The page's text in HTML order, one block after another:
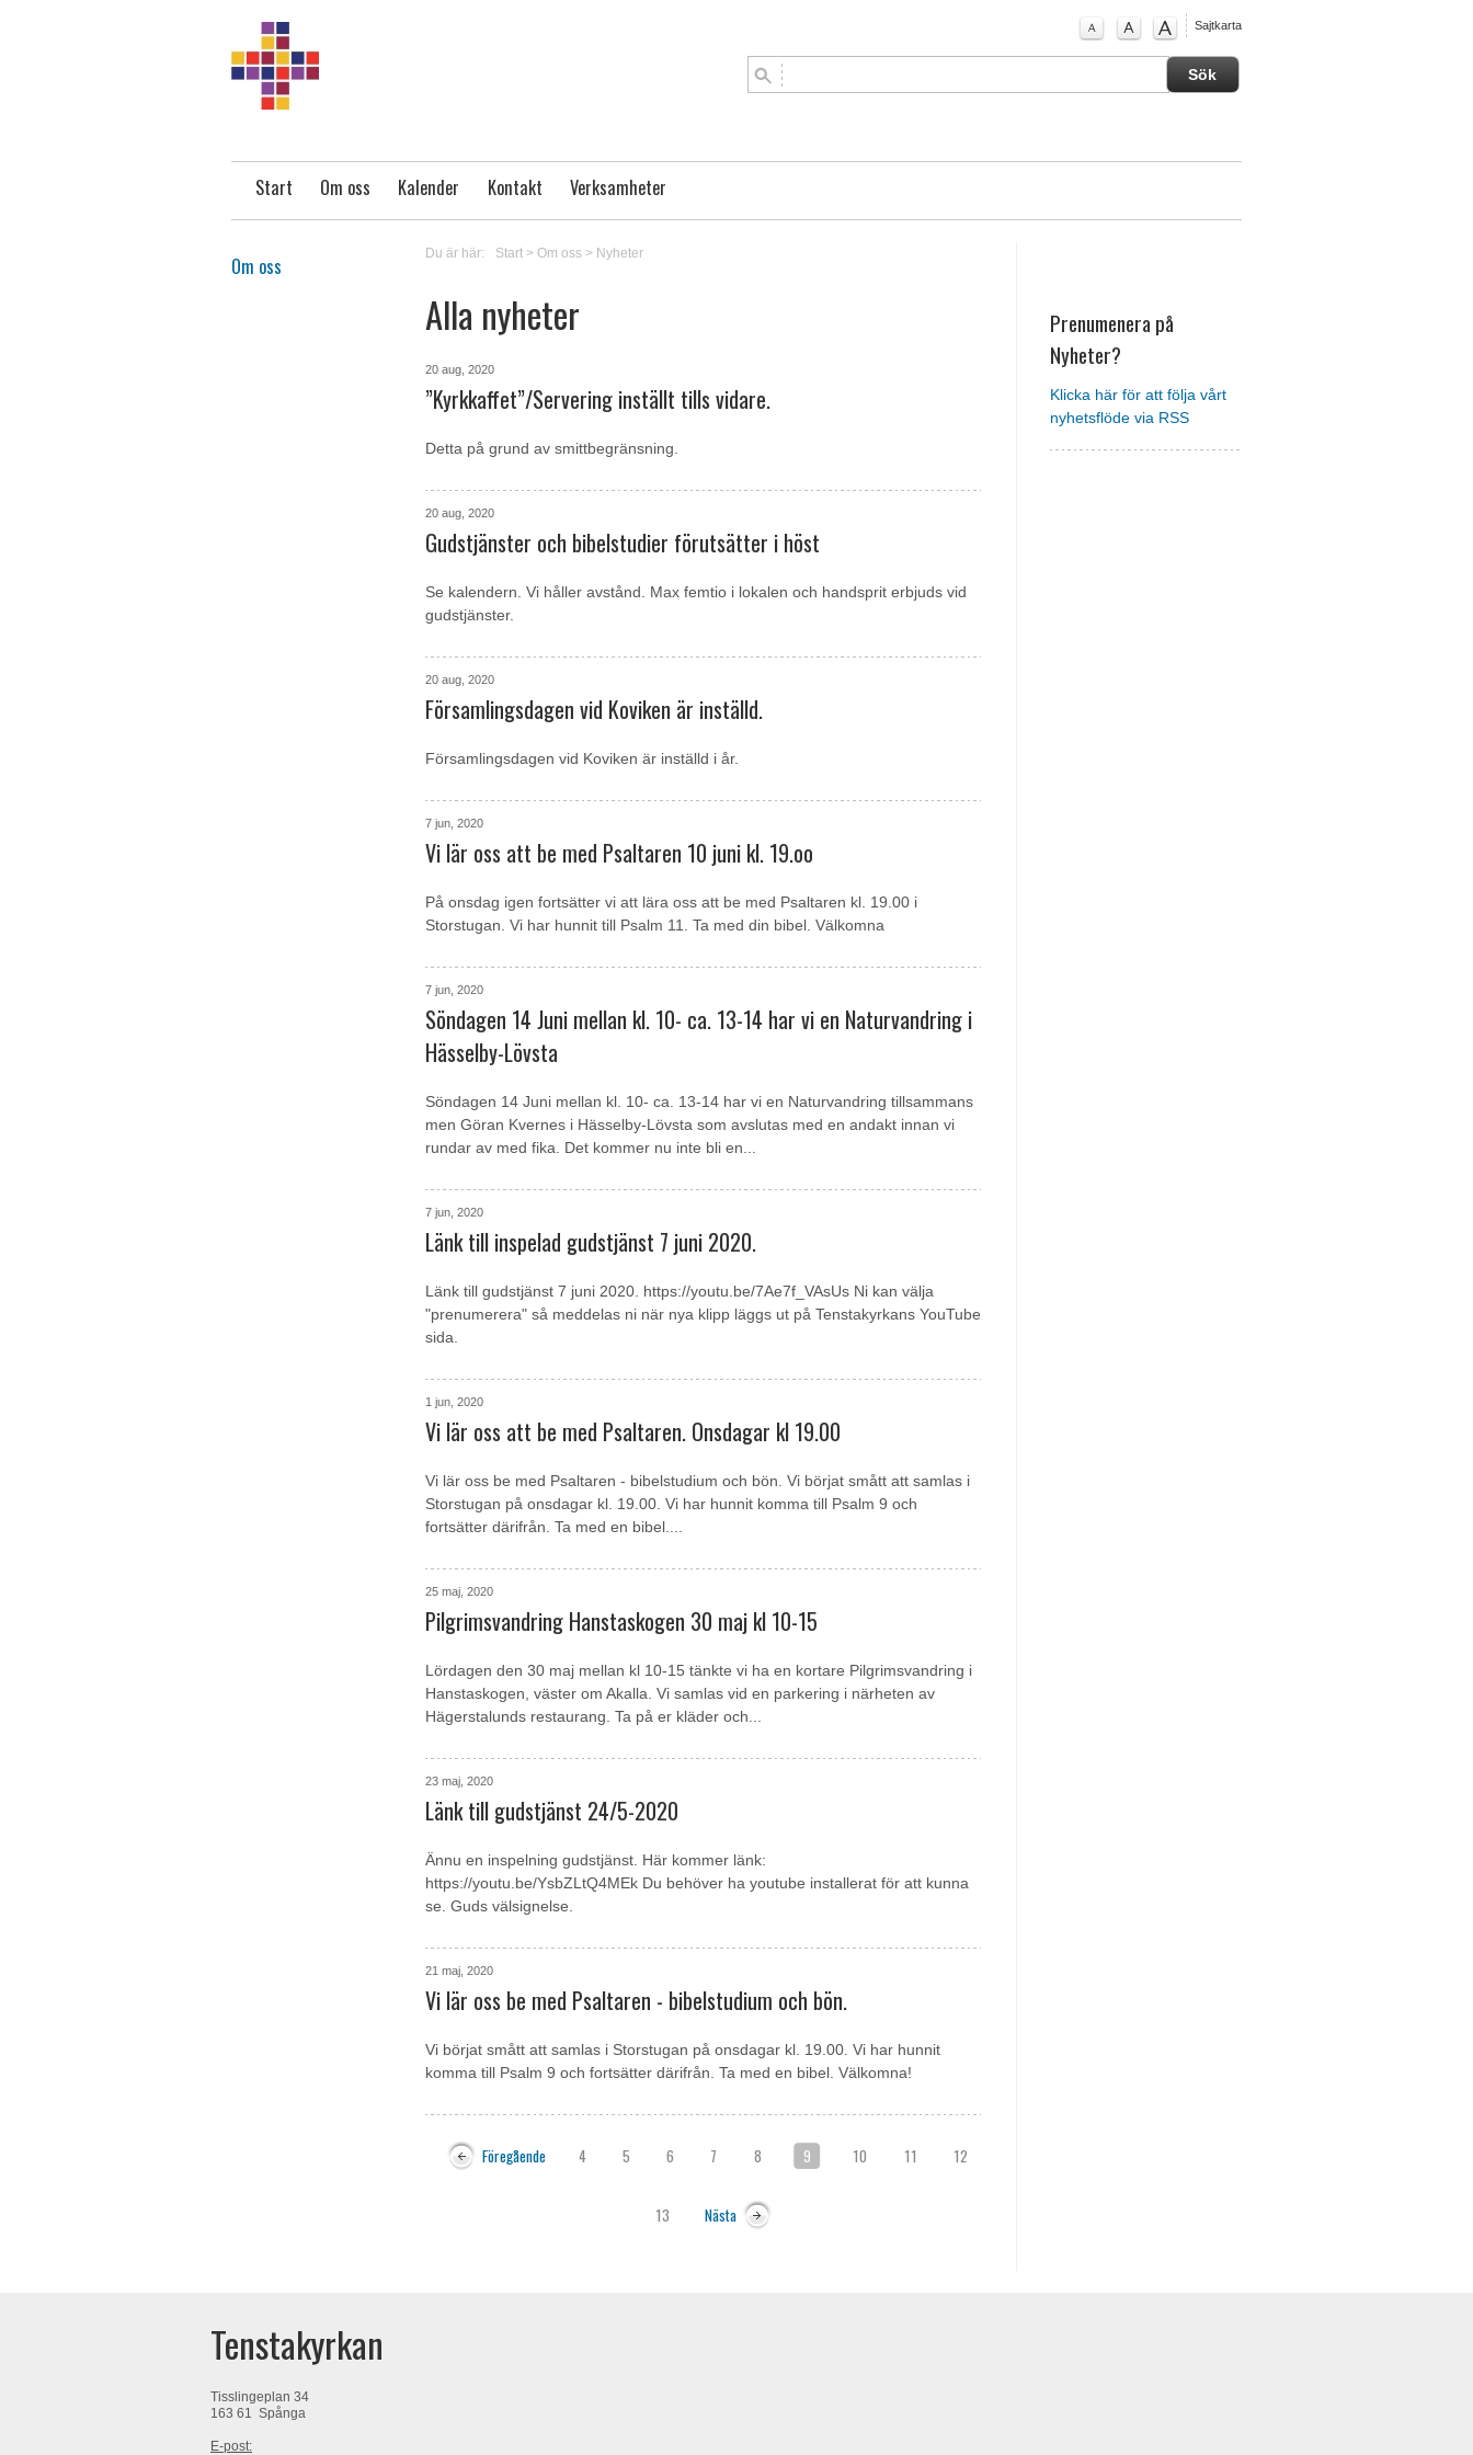
Sajtkarta
Start Om oss Kalender Kontakt Verksamheter
Om oss Du är här: Start> Om oss> Nyheter
Alla nyheter
20 aug, 2020
”Kyrkkaffet”/Servering inställt tills vidare.
Detta på grund av smittbegränsning.
20 aug, 2020
Gudstjänster och bibelstudier förutsätter i höst
Se kalendern. Vi håller avstånd. Max femtio i lokalen och handsprit erbjuds vid
gudstjänster.
20 aug, 2020
Församlingsdagen vid Koviken är inställd.
Församlingsdagen vid Koviken är inställd i år.
7 jun, 2020
Vi lär oss att be med Psaltaren 10 juni kl. 19.oo
På onsdag igen fortsätter vi att lära oss att be med Psaltaren kl. 19.00 i
Storstugan. Vi har hunnit till Psalm 11. Ta med din bibel. Välkomna
7 jun, 2020
Söndagen 14 Juni mellan kl. 10- ca. 13-14 har vi en Naturvandring i
Hässelby-Lövsta
Söndagen 14 Juni mellan kl. 10- ca. 13-14 har vi en Naturvandring tillsammans
men Göran Kvernes i Hässelby-Lövsta som avslutas med en andakt innan vi
rundar av med fika. Det kommer nu inte bli en...
7 jun, 2020
Länk till inspelad gudstjänst 7 juni 2020.
Länk till gudstjänst 7 juni 2020. https://youtu.be/7Ae7f_VAsUs Ni kan välja
"prenumerera" så meddelas ni när nya klipp läggs ut på Tenstakyrkans YouTube
sida.
1 jun, 2020
Vi lär oss att be med Psaltaren. Onsdagar kl 19.00
Vi lär oss be med Psaltaren - bibelstudium och bön. Vi börjat smått att samlas i
Storstugan på onsdagar kl. 19.00. Vi har hunnit komma till Psalm 9 och
fortsätter därifrån. Ta med en bibel....
25 maj, 2020
Pilgrimsvandring Hanstaskogen 30 maj kl 10-15
Lördagen den 30 maj mellan kl 10-15 tänkte vi ha en kortare Pilgrimsvandring i
Hanstaskogen, väster om Akalla. Vi samlas vid en parkering i närheten av
Hägerstalunds restaurang. Ta på er kläder och...
23 maj, 2020
Länk till gudstjänst 24/5-2020
Ännu en inspelning gudstjänst. Här kommer länk:
https://youtu.be/YsbZLtQ4MEk Du behöver ha youtube installerat för att kunna
se. Guds välsignelse.
21 maj, 2020
Vi lär oss be med Psaltaren - bibelstudium och bön.
Vi börjat smått att samlas i Storstugan på onsdagar kl. 19.00. Vi har hunnit
komma till Psalm 9 och fortsätter därifrån. Ta med en bibel. Välkomna!
Föregående 4 5 6 7 8 9 10 11 12
13 Nästa
Prenumenera på
Nyheter?
Klicka här för att följa vårt
nyhetsflöde via RSS
Tenstakyrkan
Tisslingeplan 34
163 61 Spånga
E-post: